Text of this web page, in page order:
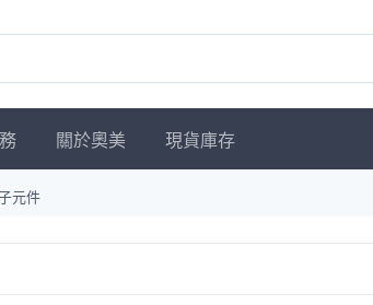
關於奧美 現貨庫存
元件